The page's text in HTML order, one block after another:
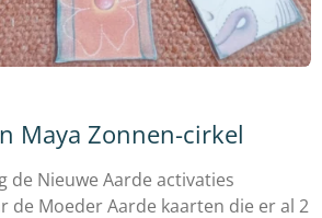
Maya Zonnen-cirkel
de Nieuwe Aarde activaties
de Moeder Aarde kaarten die er al 2